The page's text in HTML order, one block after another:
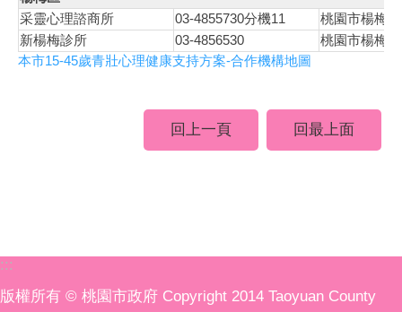
采靈心理諮商所
03-4855730分機11
桃園市楊梅
新楊梅診所
03-4856530
桃園市楊梅
本市15-45歲青壯心理健康支持方案-合作機構地圖
回上一頁 回最上面
:::
版權所有 © 桃園市政府 Copyright 2014 Taoyuan County